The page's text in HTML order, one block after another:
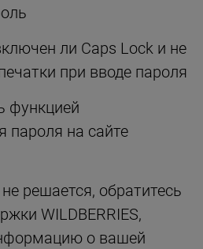
ли Caps Lock и не
при вводе пароля
функцией
пароля на сайте
решается, обратитесь
WILDBERRIES,
о вашей